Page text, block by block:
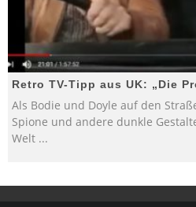
Retro TV-Tipp aus UK: „Die
Als Bodie und Doyle auf den
Spione und andere dunkle
Welt ...